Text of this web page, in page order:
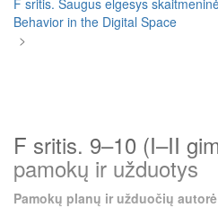
F sritis. Saugus elgesys
Behavior in the Digital Space
>
F sritis. 9–10 (I–II
pamokų ir užduotys
Pamokų planų ir užduočių